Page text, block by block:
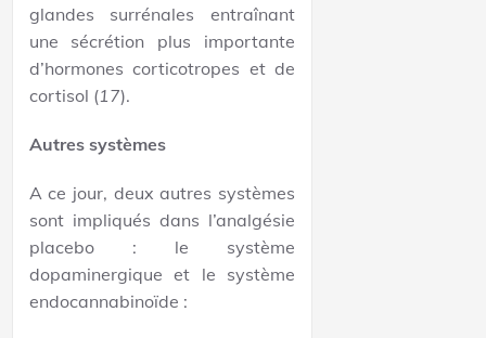
glandes surrénales entraînant
une sécrétion plus importante
d’hormones corticotropes et de
cortisol (17).
Autres systèmes
A ce jour, deux autres systèmes
sont impliqués dans l’analgésie
placebo : le système
dopaminergique et le système
endocannabinoïde :